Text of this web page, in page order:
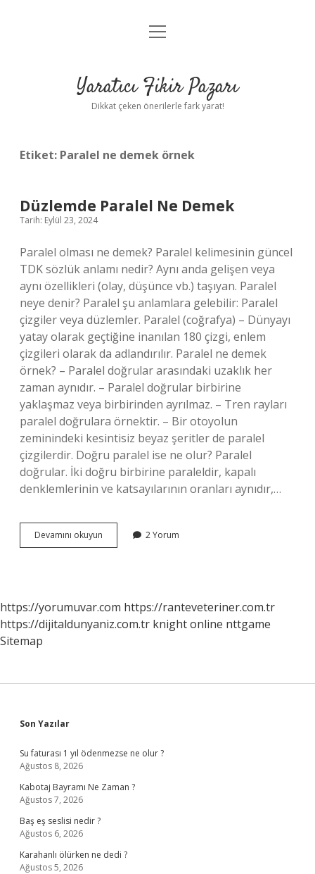
Anasayfa
Yasal Uyarı
menüyü
Yaratıcı Fikir Pazarı
Dikkat çeken önerilerle fark yarat!
Etiket: Paralel ne demek örnek
Düzlemde Paralel Ne Demek
Tarih: Eylül 23, 2024
Paralel olması ne demek? Paralel kelimesinin güncel
TDK sözlük anlamı nedir? Aynı anda gelişen veya
aynı özellikleri (olay, düşünce vb.) taşıyan. Paralel
neye denir? Paralel şu anlamlara gelebilir: Paralel
çizgiler veya düzlemler. Paralel (coğrafya) – Dünyayı
yatay olarak geçtiğine inanılan 180 çizgi, enlem
çizgileri olarak da adlandırılır. Paralel ne demek
örnek? – Paralel doğrular arasındaki uzaklık her
zaman aynıdır. – Paralel doğrular birbirine
yaklaşmaz veya birbirinden ayrılmaz. – Tren rayları
paralel doğrulara örnektir. – Bir otoyolun
zeminindeki kesintisiz beyaz şeritler de paralel
çizgilerdir. Doğru paralel ise ne olur? Paralel
doğrular. İki doğru birbirine paraleldir, kapalı
denklemlerinin ve katsayılarının oranları aynıdır,…
Devamını okuyun Düzlemde
Paralel
2 Yorum
https://yorumuvar.com https://ranteveteriner.com.tr
https://dijitaldunyaniz.com.tr knight online nttgame
Sitemap
Sidebar
Son Yazılar
Su faturası 1 yıl ödenmezse ne olur ?
Ağustos 8, 2026
Kabotaj Bayramı Ne Zaman ?
Ağustos 7, 2026
Baş eş seslisi nedir ?
Ağustos 6, 2026
Karahanlı ölürken ne dedi ?
Ağustos 5, 2026